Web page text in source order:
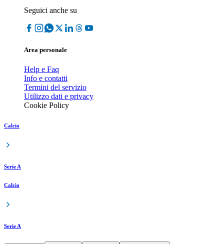
Seguici anche su
Area personale
Help e Faq
Info e contatti
Termini del servizio
Utilizzo dati e privacy
Cookie Policy
Calcio
Serie A
Calcio
Serie A